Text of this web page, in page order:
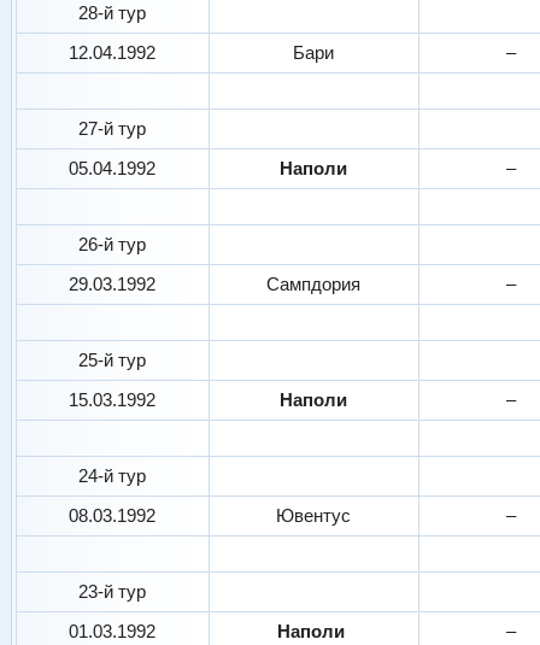
28-й тур
12.04.1992
Бари –
27-й тур
05.04.1992
Наполи –
26-й тур
29.03.1992
Сампдория –
25-й тур
15.03.1992
Наполи –
24-й тур
08.03.1992
Ювентус –
23-й тур
01.03.1992
Наполи –